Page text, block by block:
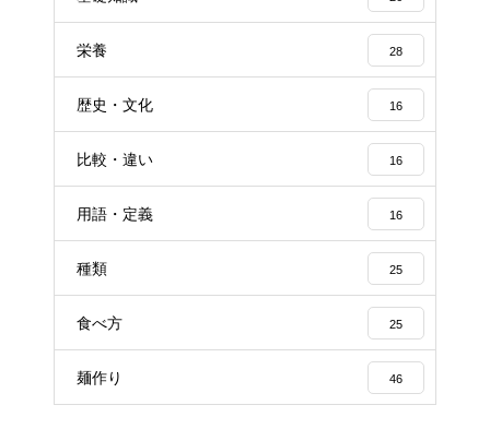
栄養 28
歴史・文化 16
比較・違い 16
用語・定義 16
種類 25
食べ方 25
麺作り 46